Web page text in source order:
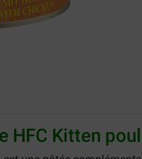
HFC Kitten